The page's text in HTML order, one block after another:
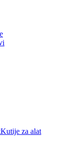
Kutije za alat